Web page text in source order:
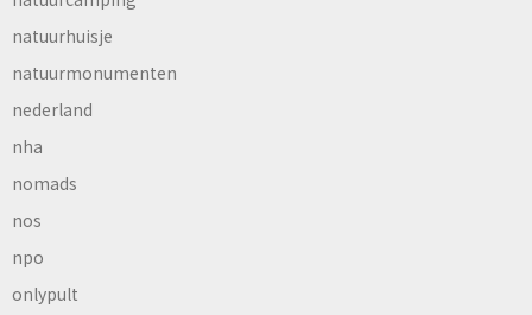
natuurhuisje
natuurmonumenten
nederland
nha
nomads
nos
npo
onlypult